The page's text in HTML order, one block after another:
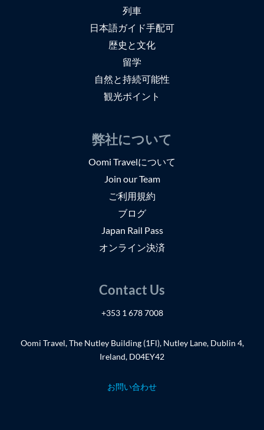
列車
日本語ガイド手配可
歴史と文化
留学
自然と持続可能性
観光ポイント
弊社について
Oomi Travelについて
Join our Team
ご利用規約
ブログ
Japan Rail Pass
オンライン決済
Contact Us
+353 1 678 7008
Oomi Travel, The Nutley Building (1Fl), Nutley Lane, Dublin 4,
Ireland, D04EY42
お問い合わせ